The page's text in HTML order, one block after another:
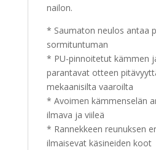
nailon.
* Saumaton neulos antaa
sormituntuman
* PU-pinnoitetut kämmen
parantavat otteen
mekaanisilta vaaroilta
* Avoimen kämmenselän
ilmava ja viileä
* Rannekkeen reunuksen
ilmaisevat käsineiden koot